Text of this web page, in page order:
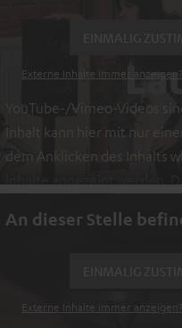
Externe Inhalte immer
YouTube-/Vimeo-Videos
Inhalt kann hier mit nur
dem Anklicken des Inhalts
Inhalte angezeigt werden.
Informationen sind in der
An dieser Stelle
Externe Inhalte immer